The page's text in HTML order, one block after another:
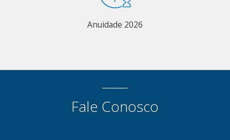
Anuidade 2026
Fale Conosco